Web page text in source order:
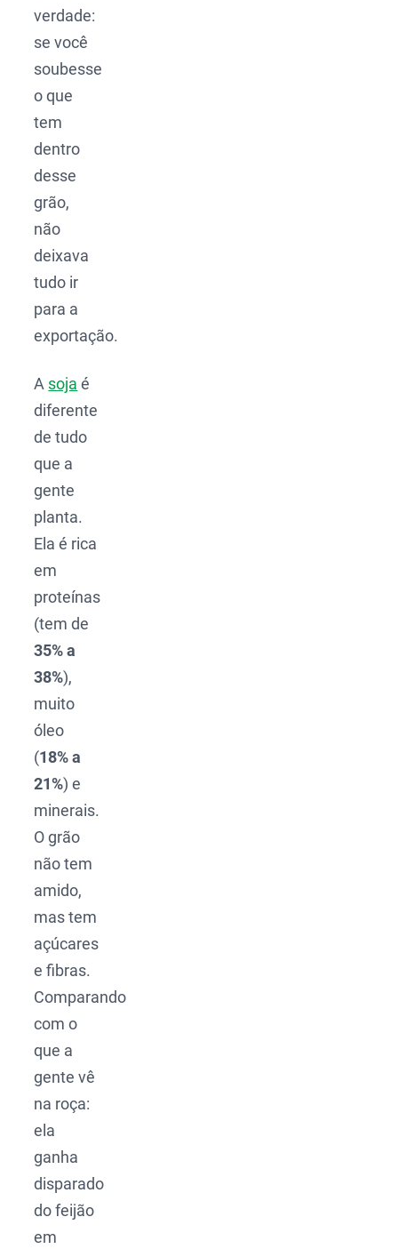
verdade:
se você
soubesse
o que
tem
dentro
desse
grão,
não
deixava
tudo ir
para a
exportação.
A soja é
diferente
de tudo
que a
gente
planta.
Ela é rica
em
proteínas
(tem de
35% a
38%),
muito
óleo
(18% a
21%) e
minerais.
O grão
não tem
amido,
mas tem
açúcares
e fibras.
Comparando
com o
que a
gente vê
na roça:
ela
ganha
disparado
do feijão
em